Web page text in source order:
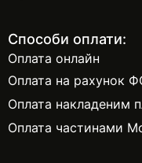
Способи оплати:
Оплата онлайн
Оплата на рахунок
Оплата накладеним
Оплата частинами